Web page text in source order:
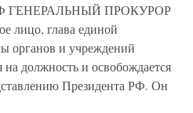
РФ ГЕНЕРАЛЬНЫЙ ПРОКУРОР
лицо, глава единой
органов и учреждений
на должность и освобождается
Президента РФ. Он